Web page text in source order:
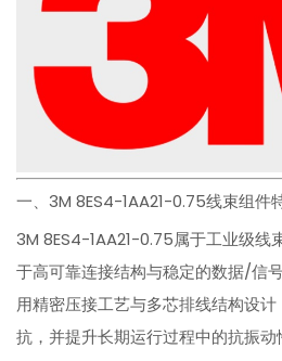
一、3M 8ES4-1AA21-0.75线束组件
3M 8ES4-1AA21-0.75属于工业级线
于高可靠连接结构与稳定的数据/信
用精密压接工艺与多芯排线结构设
抗，并提升长期运行过程中的抗振动